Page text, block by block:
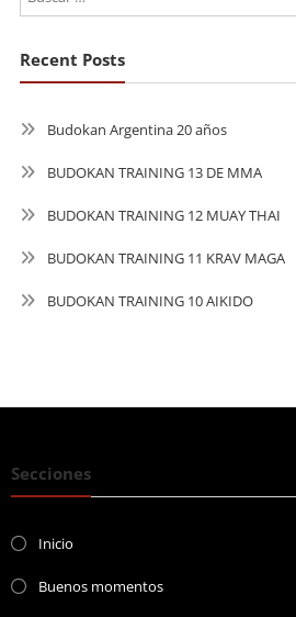
Recent Posts
Budokan Argentina 20 años
BUDOKAN TRAINING 13 DE MMA
BUDOKAN TRAINING 12 MUAY THAI
BUDOKAN TRAINING 11 KRAV MAGA
BUDOKAN TRAINING 10 AIKIDO
Secciones
Inicio
Buenos momentos